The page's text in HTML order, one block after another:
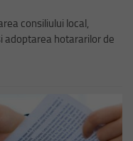
consiliului local,
adoptarea hotararilor de